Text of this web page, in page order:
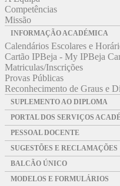
Competências
Missão
INFORMAÇÃO ACADÉMICA
Calendários Escolares e
Cartão IPBeja - My IPBeja
Matriculas/Inscrições
Provas Públicas
Reconhecimento de Graus e
SUPLEMENTO AO DIPLOMA
PORTAL DOS SERVIÇOS
PESSOAL DOCENTE
SUGESTÕES E RECLAMAÇÕES
BALCÃO ÚNICO
MODELOS E FORMULÁRIOS